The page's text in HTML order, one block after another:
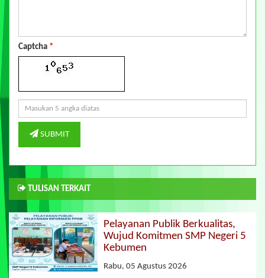
Captcha *
SUBMIT
TULISAN TERKAIT
Pelayanan Publik Berkualitas,
Wujud Komitmen SMP Negeri 5
Kebumen
Rabu, 05 Agustus 2026